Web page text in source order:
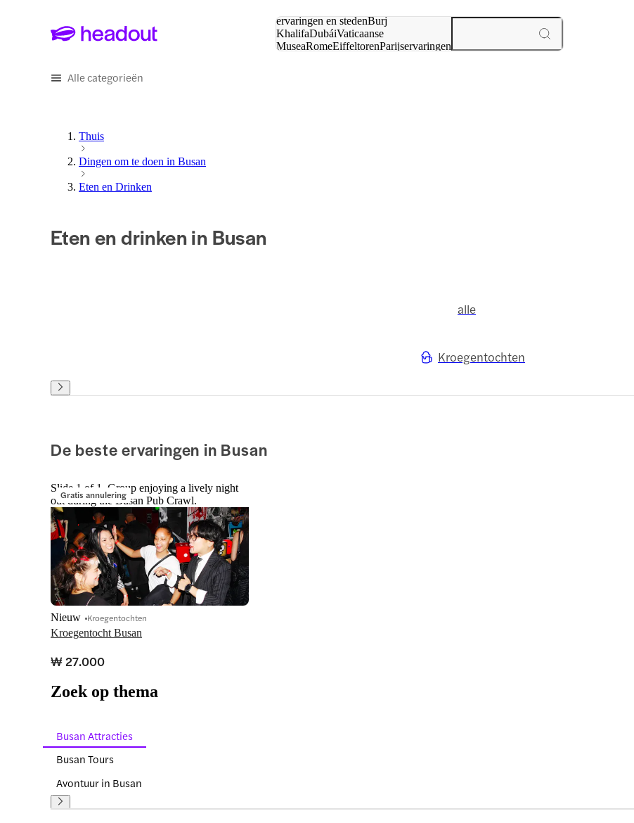
ervaringen en stedenBurj
KhalifaDubáiVaticaanse
MuseaRomeEiffeltorenParijservaringen
Alle categorieën
Thuis
Dingen om te doen in Busan
Eten en Drinken
Eten en drinken in Busan
alle
Kroegentochten
De beste ervaringen in Busan
Gratis annulering
Slide 1 of 1, Group enjoying a lively night
out during the Busan Pub Crawl.
Kroegentocht Busan
Nieuw Kroegentochten
₩ 27.000
Zoek op thema
Busan Attracties
Busan Tours
Avontuur in Busan